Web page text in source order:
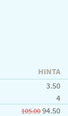
HINTA
3.50
4
105.0094.50